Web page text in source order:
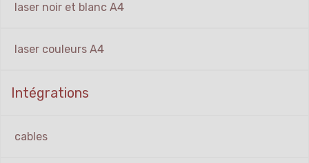
laser noir et blanc A4
laser couleurs A4
Intégrations
cables